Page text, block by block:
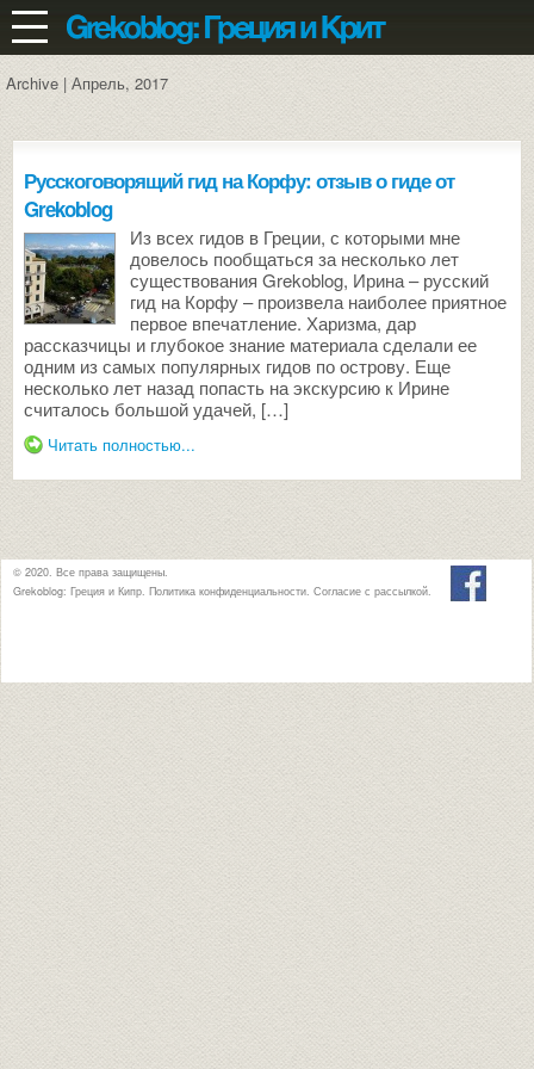
Archive | Апрель, 2017
Русскоговорящий гид на Корфу: отзыв о гиде от
Grekoblog
Из всех гидов в Греции, с которыми мне
довелось пообщаться за несколько лет
существования Grekoblog, Ирина – русский
гид на Корфу – произвела наиболее приятное
первое впечатление. Харизма, дар
рассказчицы и глубокое знание материала сделали ее
одним из самых популярных гидов по острову. Еще
несколько лет назад попасть на экскурсию к Ирине
считалось большой удачей, […]
Читать полностью...
© 2020. Все права защищены.
Grekoblog: Греция и Кипр. Политика конфиденциальности. Согласие с рассылкой.